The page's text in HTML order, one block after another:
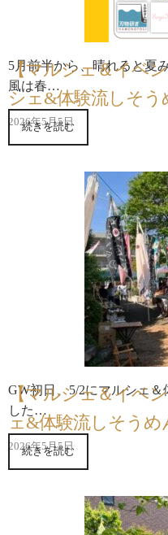
【マルシェ＆イベン
シェ&体験流しそう
2026年5月5日
5月前半から、晴れると夏
風は春…
続きを読む
【マルシェ＆イベン
ェ&体験流しそう
2026年5月5日
GW初日、5/2にマルシェ
した…
続きを読む